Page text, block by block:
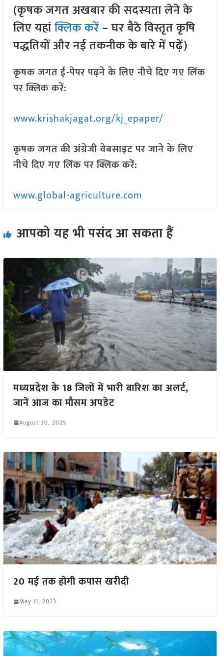
(कृषक जगत अखबार की सदस्यता लेने के
लिए यहांक्लिक करें– घर बैठे विस्तृत कृषि
पद्धतियों और नई तकनीक के बारे में पढ़ें)
कृषक जगत ई-पेपर पढ़ने के लिए नीचे दिए गए लिंक
पर क्लिक करें:
www.krishakjagat.org/kj_epaper/
कृषक जगत की अंग्रेजी वेबसाइट पर जाने के लिए
नीचे दिए गए लिंक पर क्लिक करें:
www.global-agriculture.com
आपको यह भी पसंद आ सकता हैं
मध्यप्रदेश के 18 जिलों में भारी बारिश का अलर्ट,
जानें आज का मौसम अपडेट
August 30, 2025
20 मई तक होगी कपास खरीदी
May 11, 2023